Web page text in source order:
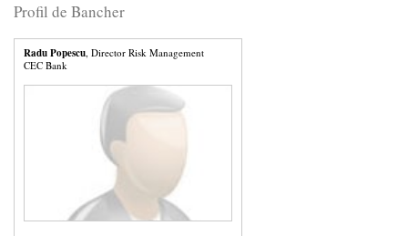
Profil de Bancher
Radu Popescu, Director Risk Management
CEC Bank